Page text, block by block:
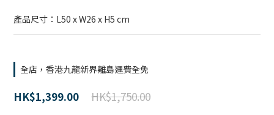
產品尺寸：L50 x W26 x H5 cm
全店，香港九龍新界離島運費全免
HK$1,750.00
HK$1,399.00